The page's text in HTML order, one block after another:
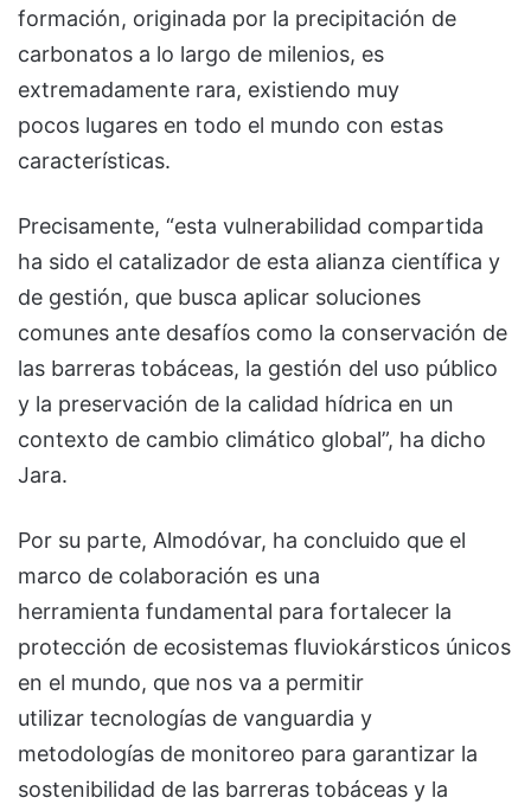
formación, originada por la precipitación de
carbonatos a lo largo de milenios, es
extremadamente rara, existiendo muy
pocos lugares en todo el mundo con estas
características.
Precisamente, “esta vulnerabilidad compartida
ha sido el catalizador de esta alianza científica y
de gestión, que busca aplicar soluciones
comunes ante desafíos como la conservación de
las barreras tobáceas, la gestión del uso público
y la preservación de la calidad hídrica en un
contexto de cambio climático global”, ha dicho
Jara.
Por su parte, Almodóvar, ha concluido que el
marco de colaboración es una
herramienta fundamental para fortalecer la
protección de ecosistemas fluviokársticos únicos
en el mundo, que nos va a permitir
utilizar tecnologías de vanguardia y
metodologías de monitoreo para garantizar la
sostenibilidad de las barreras tobáceas y la